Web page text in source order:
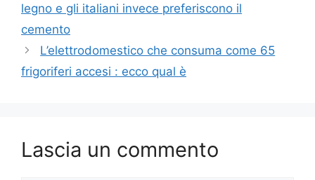
legno e gli italiani invece preferiscono il
cemento
L’elettrodomestico che consuma come 65
frigoriferi accesi : ecco qual è
Lascia un commento